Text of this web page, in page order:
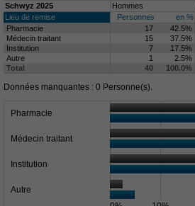
Schwyz 2025 Hommes
Lieu de remise
Personnes en %
Pharmacie
17 42.5%
Médecin traitant
15 37.5%
Institution
7 17.5%
Autre
1 2.5%
Total
40 100.0%
Données manquantes : 0 Personne(s).
Pharmacie
Médecin traitant
Institution
Autre